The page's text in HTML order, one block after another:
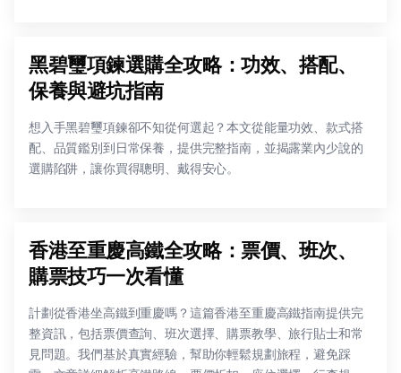
黑碧璽項鍊選購全攻略：功效、搭配、
保養與避坑指南
想入手黑碧璽項鍊卻不知從何選起？本文從能量功效、款式搭
配、品質鑑別到日常保養，提供完整指南，並揭露業內少說的
選購陷阱，讓你買得聰明、戴得安心。
香港至重慶高鐵全攻略：票價、班次、
購票技巧一次看懂
計劃從香港坐高鐵到重慶嗎？這篇香港至重慶高鐵指南提供完
整資訊，包括票價查詢、班次選擇、購票教學、旅行貼士和常
見問題。我們基於真實經驗，幫助你輕鬆規劃旅程，避免踩